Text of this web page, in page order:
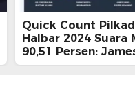
Quick Count
Halbar 2024 Suara
90,51 Persen:
Ungguli Danny-